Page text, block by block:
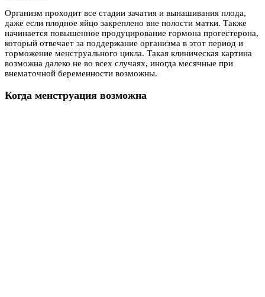
Организм проходит все стадии зачатия и вынашивания плода,
даже если плодное яйцо закреплено вне полости матки. Также
начинается повышенное продуцирование гормона прогестерона,
который отвечает за поддержание организма в этот период и
торможение менструального цикла. Такая клиническая картина
возможна далеко не во всех случаях, иногда месячные при
внематочной беременности возможны.
Когда менструация возможна